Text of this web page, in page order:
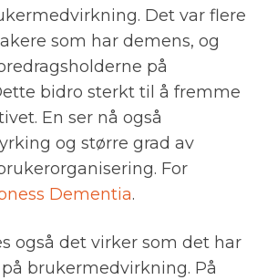
Det var flere
som har demens, og
på
bidro sterkt til å fremme
En ser nå også
og større grad av
For
Dementia.
også det virker som det har
brukermedvirkning. På